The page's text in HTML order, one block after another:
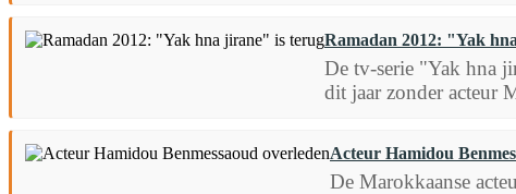
Ramadan 2012: "Yak
De tv-serie "Yak hna
dit jaar zonder acteur
Acteur Hamidou
De Marokkaanse